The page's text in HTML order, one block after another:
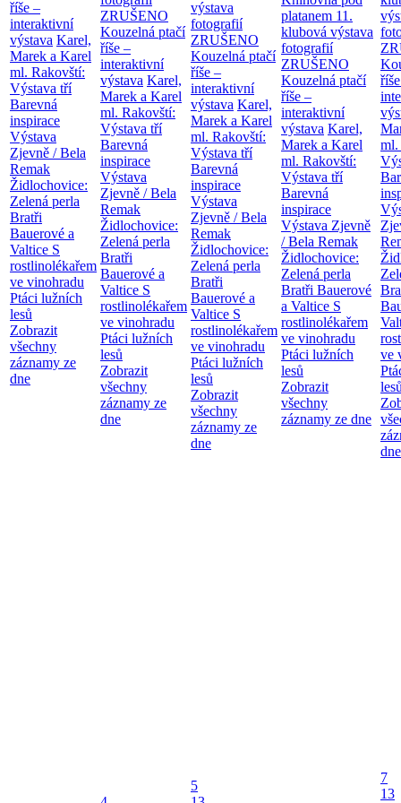
říše –
interaktivní
výstava Karel,
Marek a Karel
ml. Rakovští:
Výstava tří
Barevná
inspirace
Výstava
Zjevně / Bela
Remak
Židlochovice:
Zelená perla
Bratři
Bauerové a
Valtice S
rostlinolékařem
ve vinohradu
Ptáci lužních
lesů
Zobrazit
všechny
záznamy ze
dne
ZRUŠENO
Kouzelná ptačí
říše –
interaktivní
výstava Karel,
Marek a Karel
ml. Rakovští:
Výstava tří
Barevná
inspirace
Výstava
Zjevně / Bela
Remak
Židlochovice:
Zelená perla
Bratři
Bauerové a
Valtice S
rostlinolékařem
ve vinohradu
Ptáci lužních
lesů
Zobrazit
všechny
záznamy ze
dne
výstava
fotografií
ZRUŠENO
Kouzelná ptačí
říše –
interaktivní
výstava Karel,
Marek a Karel
ml. Rakovští:
Výstava tří
Barevná
inspirace
Výstava
Zjevně / Bela
Remak
Židlochovice:
Zelená perla
Bratři
Bauerové a
Valtice S
rostlinolékařem
ve vinohradu
Ptáci lužních
lesů
Zobrazit
všechny
záznamy ze
dne
platanem 11.
klubová výstava
fotografií
ZRUŠENO
Kouzelná ptačí
říše –
interaktivní
výstava Karel,
Marek a Karel
ml. Rakovští:
Výstava tří
Barevná
inspirace
Výstava Zjevně
/ Bela Remak
Židlochovice:
Zelená perla
Bratři Bauerové
a Valtice S
rostlinolékařem
ve vinohradu
Ptáci lužních
lesů
Zobrazit
všechny
záznamy ze dne
ml.
ve
dne
5
7
13